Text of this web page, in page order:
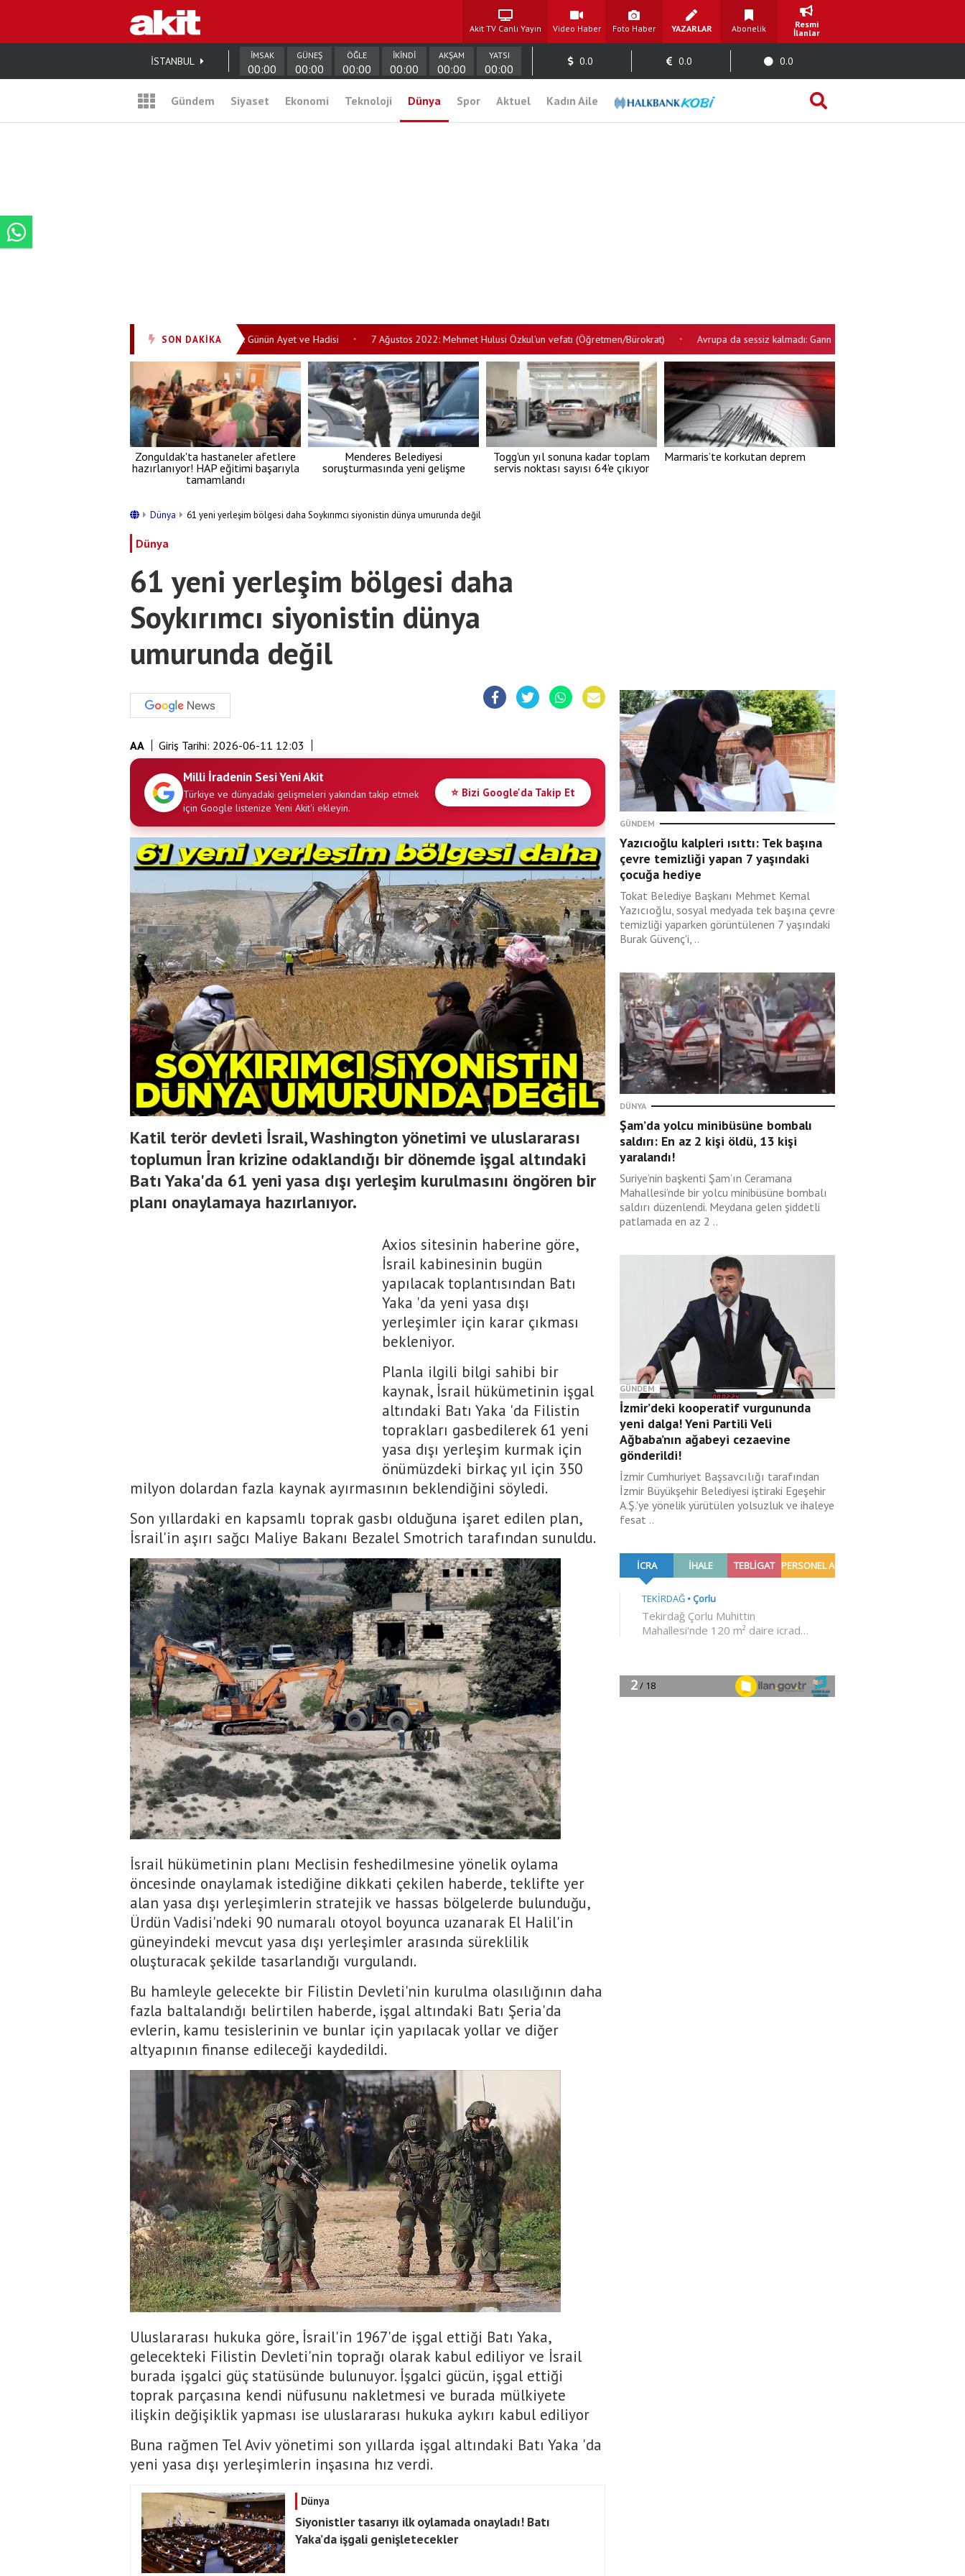
Akit TV Canlı Yayın Video Haber Foto Haber YAZARLAR Abonelik
Resmi
İlanlar
İSTANBUL İMSAK
00:00
GÜNEŞ
00:00
ÖĞLE
00:00
İKİNDİ
00:00
AKŞAM
00:00
YATSI
00:00
0.0 0.0 0.0
Gündem Siyaset Ekonomi Teknoloji Dünya Spor Aktuel Kadın Aile
SON DAKİKA
7 Ağustos 2026: Günün Ayet ve Hadisi • 7 Ağustos 2022: Mehmet Hulusi Özkul'un vefatı (Öğretmen/Bürokrat) • Avrupa da sessiz kalmadı: Gannuşi'nin serbest bırakılması için çağrı
Zonguldak'ta hastaneler afetlere
hazırlanıyor! HAP eğitimi başarıyla
tamamlandı
Menderes Belediyesi
soruşturmasında yeni gelişme
Togg'un yıl sonuna kadar toplam
servis noktası sayısı 64'e çıkıyor
Marmaris’te korkutan deprem
Dünya 61 yeni yerleşim bölgesi daha Soykırımcı siyonistin dünya umurunda değil
Dünya
61 yeni yerleşim bölgesi daha
Soykırımcı siyonistin dünya
umurunda değil
AA Giriş Tarihi: 2026-06-11 12:03
Milli İradenin Sesi Yeni Akit
Türkiye ve dünyadaki gelişmeleri yakından takip etmek
için Google listenize Yeni Akit'i ekleyin.
⭐ Bizi Google'da Takip Et
Katil terör devleti İsrail, Washington yönetimi ve uluslararası
toplumun İran krizine odaklandığı bir dönemde işgal altındaki
Batı Yaka'da 61 yeni yasa dışı yerleşim kurulmasını öngören bir
planı onaylamaya hazırlanıyor.
Axios sitesinin haberine göre,
İsrail kabinesinin bugün
yapılacak toplantısından Batı
Yaka 'da yeni yasa dışı
yerleşimler için karar çıkması
bekleniyor.
Planla ilgili bilgi sahibi bir
kaynak, İsrail hükümetinin işgal
altındaki Batı Yaka 'da Filistin
toprakları gasbedilerek 61 yeni
yasa dışı yerleşim kurmak için
önümüzdeki birkaç yıl için 350
milyon dolardan fazla kaynak ayırmasının beklendiğini söyledi.
Son yıllardaki en kapsamlı toprak gasbı olduğuna işaret edilen plan,
İsrail'in aşırı sağcı Maliye Bakanı Bezalel Smotrich tarafından sunuldu.
İsrail hükümetinin planı Meclisin feshedilmesine yönelik oylama
öncesinde onaylamak istediğine dikkati çekilen haberde, teklifte yer
alan yasa dışı yerleşimlerin stratejik ve hassas bölgelerde bulunduğu,
Ürdün Vadisi'ndeki 90 numaralı otoyol boyunca uzanarak El Halil'in
güneyindeki mevcut yasa dışı yerleşimler arasında süreklilik
oluşturacak şekilde tasarlandığı vurgulandı.
Bu hamleyle gelecekte bir Filistin Devleti'nin kurulma olasılığının daha
fazla baltalandığı belirtilen haberde, işgal altındaki Batı Şeria'da
evlerin, kamu tesislerinin ve bunlar için yapılacak yollar ve diğer
altyapının finanse edileceği kaydedildi.
Uluslararası hukuka göre, İsrail'in 1967'de işgal ettiği Batı Yaka,
gelecekteki Filistin Devleti'nin toprağı olarak kabul ediliyor ve İsrail
burada işgalci güç statüsünde bulunuyor. İşgalci gücün, işgal ettiği
toprak parçasına kendi nüfusunu nakletmesi ve burada mülkiyete
ilişkin değişiklik yapması ise uluslararası hukuka aykırı kabul ediliyor
Buna rağmen Tel Aviv yönetimi son yıllarda işgal altındaki Batı Yaka 'da
yeni yasa dışı yerleşimlerin inşasına hız verdi.
Dünya
Siyonistler tasarıyı ilk oylamada onayladı! Batı
Yaka’da işgali genişletecekler
GÜNDEM
Yazıcıoğlu kalpleri ısıttı: Tek başına
çevre temizliği yapan 7 yaşındaki
çocuğa hediye
Tokat Belediye Başkanı Mehmet Kemal
Yazıcıoğlu, sosyal medyada tek başına çevre
temizliği yaparken görüntülenen 7 yaşındaki
Burak Güvenç'i, ..
DÜNYA
Şam’da yolcu minibüsüne bombalı
saldırı: En az 2 kişi öldü, 13 kişi
yaralandı!
Suriye’nin başkenti Şam’ın Ceramana
Mahallesi’nde bir yolcu minibüsüne bombalı
saldırı düzenlendi. Meydana gelen şiddetli
patlamada en az 2 ..
GÜNDEM
İzmir’deki kooperatif vurgununda
yeni dalga! Yeni Partili Veli
Ağbaba’nın ağabeyi cezaevine
gönderildi!
İzmir Cumhuriyet Başsavcılığı tarafından
İzmir Büyükşehir Belediyesi iştiraki Egeşehir
A.Ş.'ye yönelik yürütülen yolsuzluk ve ihaleye
fesat ..